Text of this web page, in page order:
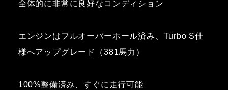
全体的に非常に良好なコンディション
エンジンはフルオーバーホール済み、Turbo S仕
様へアップグレード（381馬力）
100%整備済み、すぐに走行可能